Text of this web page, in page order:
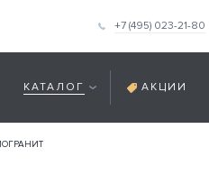
+7 (495) 023-21-80
КАТАЛОГ АКЦИИ